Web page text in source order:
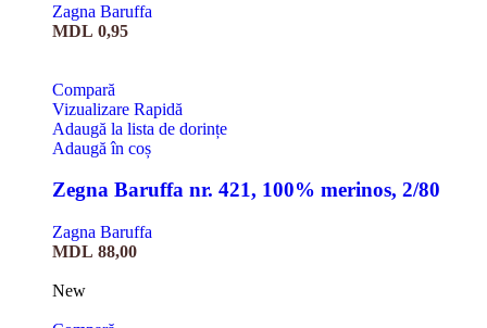
Zagna Baruffa
MDL 0,95
Compară
Vizualizare Rapidă
Adaugă la lista de dorințe
Adaugă în coș
Zegna Baruffa nr. 421, 100% merinos, 2/80
Zagna Baruffa
MDL 88,00
New